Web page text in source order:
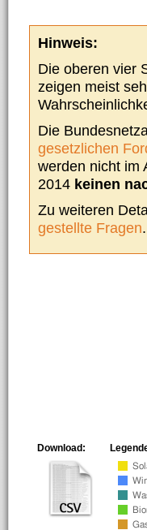
Hinweis:
Die oberen vier
zeigen meist
Die
gesetzlichen
werden nicht im
2014 keinen
Zu weiteren
gestellte Fragen.
Download: